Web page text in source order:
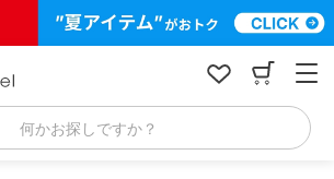
何かお探しですか？